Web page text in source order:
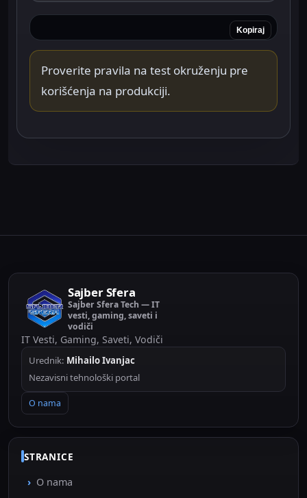
Kopiraj
Proverite pravila na test okruženju pre
korišćenja na produkciji.
Sajber Sfera
Sajber Sfera Tech — IT
vesti, gaming, saveti i
vodiči
IT Vesti, Gaming, Saveti, Vodiči
Urednik: Mihailo Ivanjac
Nezavisni tehnološki portal
O nama
STRANICE
O nama